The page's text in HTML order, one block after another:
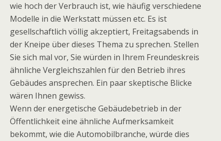
wie hoch der Verbrauch ist, wie häufig verschiedene
Modelle in die Werkstatt müssen etc. Es ist
gesellschaftlich völlig akzeptiert, Freitagsabends in
der Kneipe über dieses Thema zu sprechen. Stellen
Sie sich mal vor, Sie würden in Ihrem Freundeskreis
ähnliche Vergleichszahlen für den Betrieb ihres
Gebäudes ansprechen. Ein paar skeptische Blicke
wären Ihnen gewiss.
Wenn der energetische Gebäudebetrieb in der
Öffentlichkeit eine ähnliche Aufmerksamkeit
bekommt, wie die Automobilbranche, würde dies